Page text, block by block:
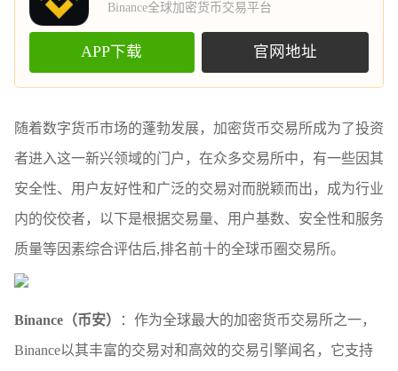
Binance全球加密货币交易平台
APP下载 官网地址
随着数字货币市场的蓬勃发展，加密货币交易所成为了投资
者进入这一新兴领域的门户，在众多交易所中，有一些因其
安全性、用户友好性和广泛的交易对而脱颖而出，成为行业
内的佼佼者，以下是根据交易量、用户基数、安全性和服务
质量等因素综合评估后,排名前十的全球币圈交易所。
Binance（币安）
：作为全球最大的加密货币交易所之一，
Binance以其丰富的交易对和高效的交易引擎闻名，它支持